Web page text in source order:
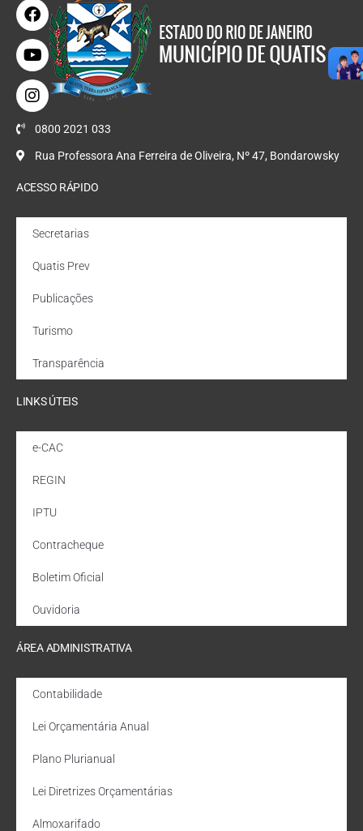
0800 2021 033
Rua Professora Ana Ferreira de Oliveira, Nº 47, Bondarowsky
ACESSO RÁPIDO
Secretarias
Quatis Prev
Publicações
Turismo
Transparência
LINKS ÚTEIS
e-CAC
REGIN
IPTU
Contracheque
Boletim Oficial
Ouvidoria
ÁREA ADMINISTRATIVA
Contabilidade
Lei Orçamentária Anual
Plano Plurianual
Lei Diretrizes Orçamentárias
Almoxarifado